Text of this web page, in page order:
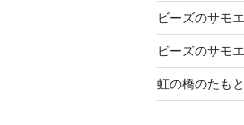
ビーズのサモ
ビーズのサモ
虹の橋のたもと